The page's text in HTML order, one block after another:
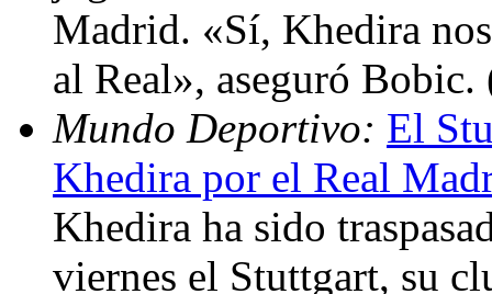
Madrid. «Sí, Khedira
al Real», aseguró
Mundo Deportivo: El
Khedira por el Real
Khedira ha sido
viernes el Stuttgart, su